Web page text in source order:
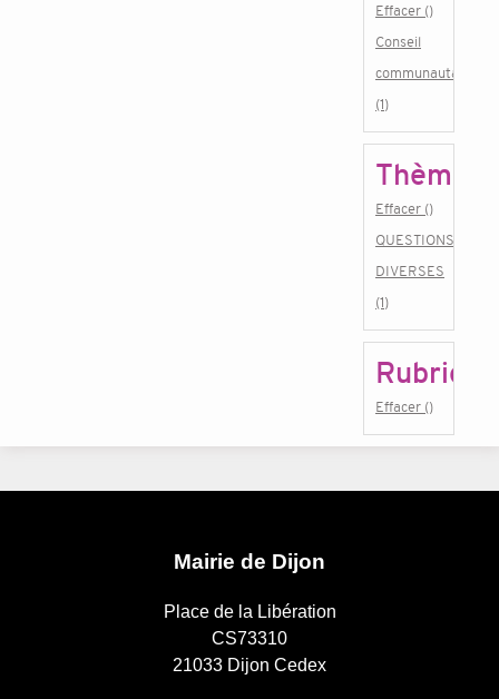
Effacer ()
Conseil
communautaire
(1)
Thème
Effacer ()
QUESTIONS
DIVERSES
(1)
Rubrique
Effacer ()
Mairie de Dijon
Place de la Libération
CS73310
21033 Dijon Cedex